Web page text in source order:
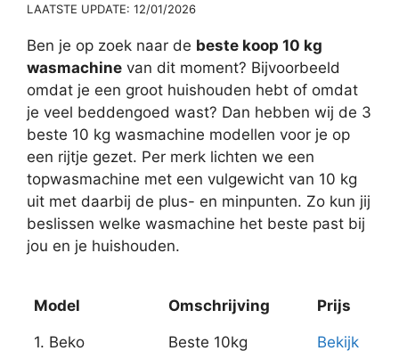
LAATSTE UPDATE: 12/01/2026
Ben je op zoek naar de beste koop 10 kg
wasmachine van dit moment? Bijvoorbeeld
omdat je een groot huishouden hebt of omdat
je veel beddengoed wast? Dan hebben wij de 3
beste 10 kg wasmachine modellen voor je op
een rijtje gezet. Per merk lichten we een
topwasmachine met een vulgewicht van 10 kg
uit met daarbij de plus- en minpunten. Zo kun jij
beslissen welke wasmachine het beste past bij
jou en je huishouden.
Model Omschrijving
Prijs
Model
Omschrijving Prijs
1. Beko
Beste 10kg
Bekijk